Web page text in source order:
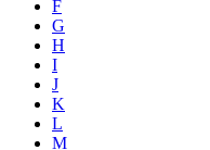
F
G
H
I
J
K
L
M